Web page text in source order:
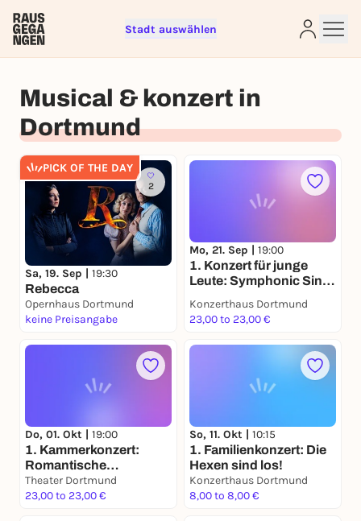
Stadt auswählen
Musical & konzert in
Dortmund
PICK OF THE DAY
2
Sa, 19. Sep | 19:30
Rebecca
Opernhaus Dortmund
keine Preisangabe
Mo, 21. Sep | 19:00
1. Konzert für junge
Leute: Symphonic Sing
Konzerthaus Dortmund
23,00 to 23,00 €
Do, 01. Okt | 19:00
1. Kammerkonzert:
Romantische
Flügelträume
Theater Dortmund
23,00 to 23,00 €
So, 11. Okt | 10:15
1. Familienkonzert: Die
Hexen sind los!
Konzerthaus Dortmund
8,00 to 8,00 €
Sign up for free and get started
right away
To like events, follow pages, or participate in
lotteries, you need a free Rausgegangen account.
REGISTER FOR FREE NOW
You already have an account?Log in now